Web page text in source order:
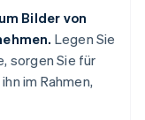
Bilder von
Legen Sie
sorgen Sie für
im Rahmen,